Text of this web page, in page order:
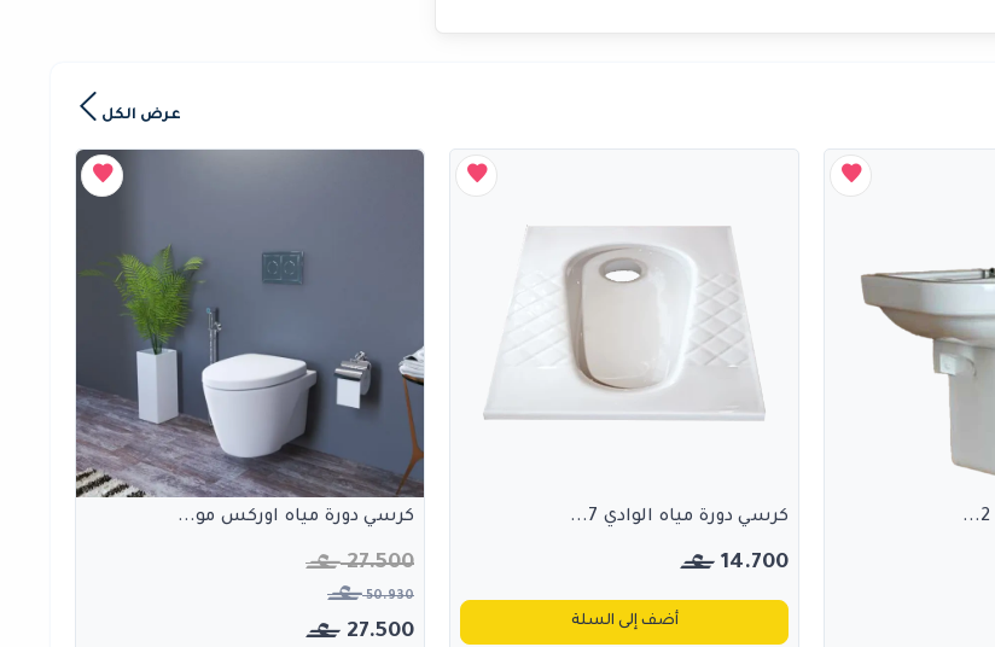
عرض الكل
كرسي دورة مياه الوادي 7...
14.700
أضف إلى السلة
كرسي دورة مياه اوركس مو...
27.500
50.930
27.500